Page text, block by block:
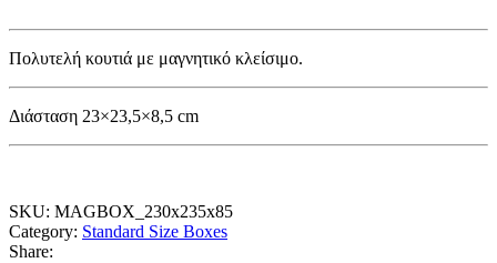
Πολυτελή κουτιά με μαγνητικό κλείσιμο.
Διάσταση 23×23,5×8,5 cm
SKU: MAGBOX_230x235x85
Category: Standard Size Boxes
Share: